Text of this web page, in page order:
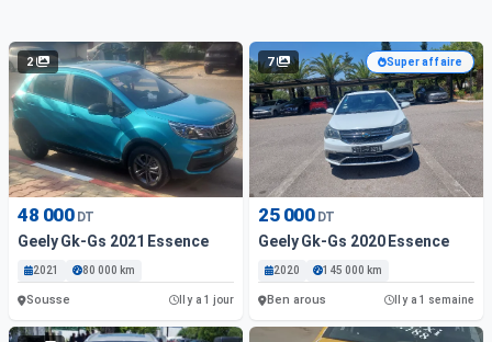
2
48 000 DT
Geely Gk-Gs 2021 Essence
2021 80 000 km
Sousse Il y a 1 jour
7 Super affaire
25 000 DT
Geely Gk-Gs 2020 Essence
2020 145 000 km
Ben arous Il y a 1 semaine